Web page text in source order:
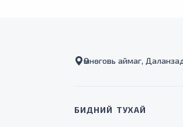
Өмнөговь аймаг,
БИДНИЙ ТУХАЙ